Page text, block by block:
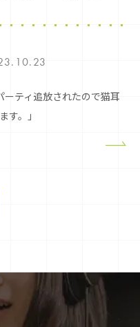
ティ追放されたので猫耳
す。」